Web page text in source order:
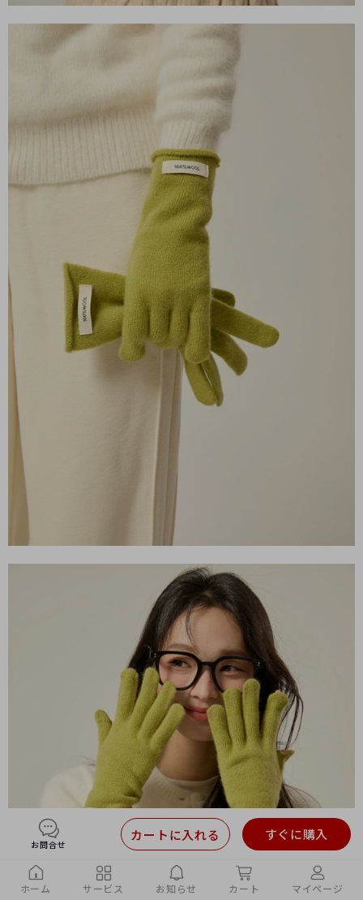
お問合せ
すぐに購入
カートに入れる
ホーム サービス お知らせ カート マイページ